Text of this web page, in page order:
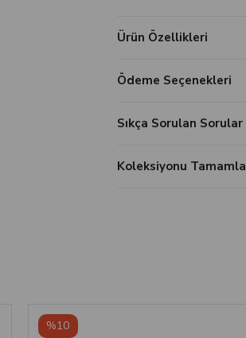
Ürün Özellikleri
Ödeme Seçenekleri
Sıkça Sorulan Sorular
Koleksiyonu Tamamla
%10